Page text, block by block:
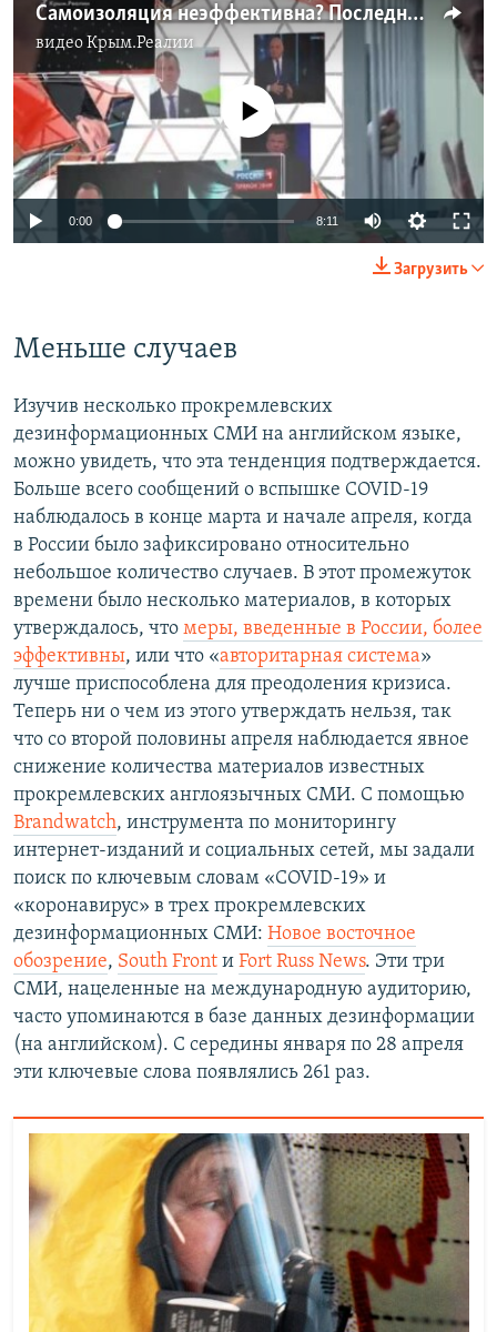
Cамоизоляция неэффективна? Последние фейки о пандемии | StopFake News (видео)
видеоКрым.Реалии
No media source currently available
0:00 8:11
270p
Загрузить
Меньше случаев
Изучив несколько прокремлевских
дезинформационных СМИ на английском языке,
можно увидеть, что эта тенденция подтверждается.
Больше всего сообщений о вспышке COVID-19
наблюдалось в конце марта и начале апреля, когда
в России было зафиксировано относительно
небольшое количество случаев. В этот промежуток
времени было несколько материалов, в которых
утверждалось, что меры, введенные в России, более
эффективны, или что «авторитарная система»
лучше приспособлена для преодоления кризиса.
Теперь ни о чем из этого утверждать нельзя, так
что со второй половины апреля наблюдается явное
снижение количества материалов известных
прокремлевских англоязычных СМИ. С помощью
Brandwatch, инструмента по мониторингу
интернет-изданий и социальных сетей, мы задали
поиск по ключевым словам «COVID-19» и
«коронавирус» в трех прокремлевских
дезинформационных СМИ: Новое восточное
обозрение, South Front и Fort Russ News. Эти три
СМИ, нацеленные на международную аудиторию,
часто упоминаются в базе данных дезинформации
(на английском). С середины января по 28 апреля
эти ключевые слова появлялись 261 раз.